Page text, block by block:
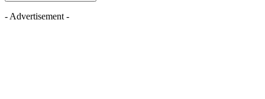
- Advertisement -